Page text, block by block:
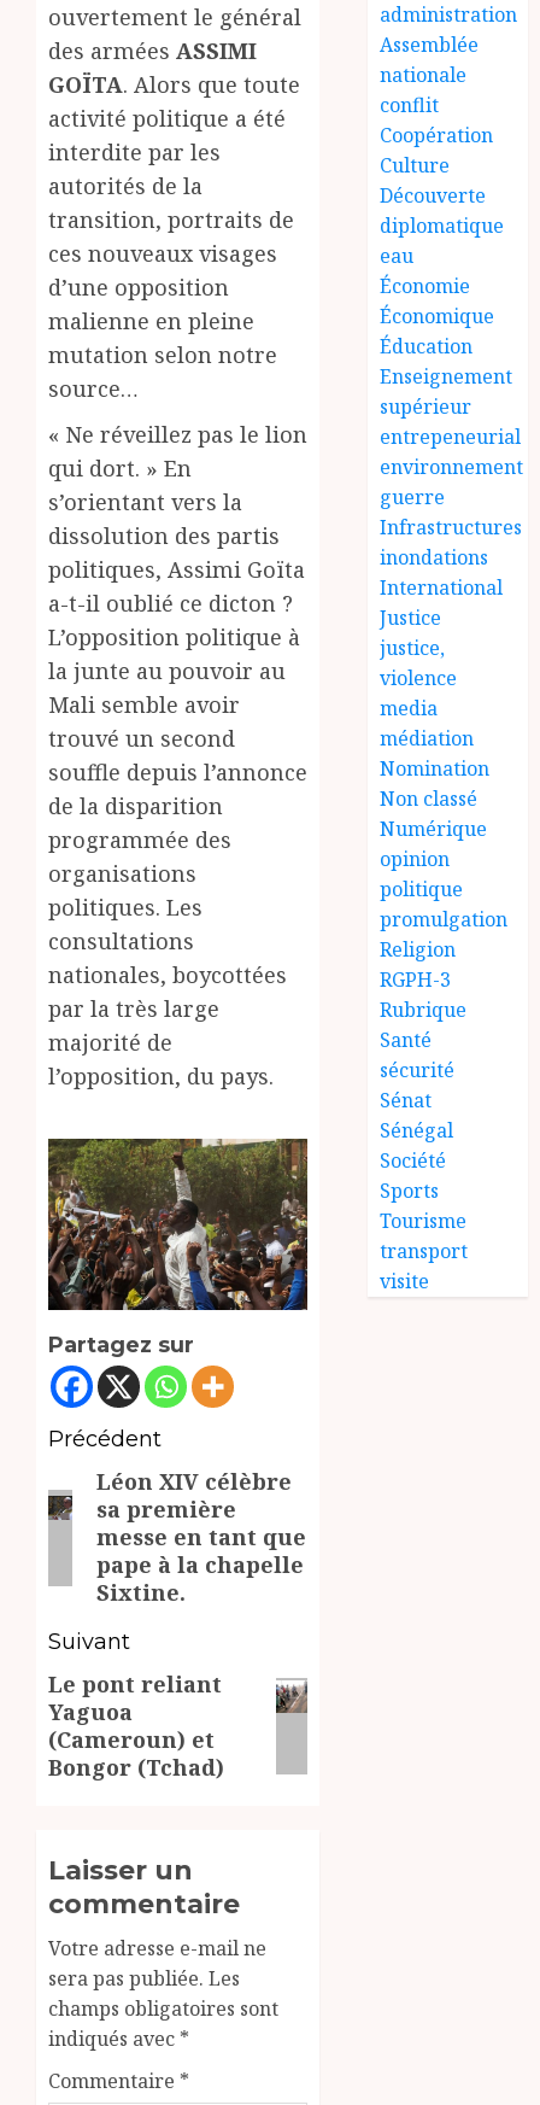
ouvertement le général
des armées ASSIMI
GOÏTA. Alors que toute
activité politique a été
interdite par les
autorités de la
transition, portraits de
ces nouveaux visages
d’une opposition
malienne en pleine
mutation selon notre
source…
« Ne réveillez pas le lion
qui dort. » En
s’orientant vers la
dissolution des partis
politiques, Assimi Goïta
a-t-il oublié ce dicton ?
L’opposition politique à
la junte au pouvoir au
Mali semble avoir
trouvé un second
souffle depuis l’annonce
de la disparition
programmée des
organisations
politiques. Les
consultations
nationales, boycottées
par la très large
majorité de
l’opposition, du pays.
Partagez sur
Navigation
d’article
Précédent
Article
précédent:
Léon XIV célèbre
sa première
messe en tant que
pape à la chapelle
Sixtine.
Suivant
Article
suivant:
Le pont reliant
Yaguoa
(Cameroun) et
Bongor (Tchad)
Laisser un
commentaire
Votre adresse e-mail ne
sera pas publiée. Les
champs obligatoires sont
indiqués avec *
Commentaire *
administration
Assemblée
nationale
conflit
Coopération
Culture
Découverte
diplomatique
eau
Économie
Économique
Éducation
Enseignement
supérieur
entrepeneurial
environnement
guerre
Infrastructures
inondations
International
Justice
justice,
violence
media
médiation
Nomination
Non classé
Numérique
opinion
politique
promulgation
Religion
RGPH-3
Rubrique
Santé
sécurité
Sénat
Sénégal
Société
Sports
Tourisme
transport
visite